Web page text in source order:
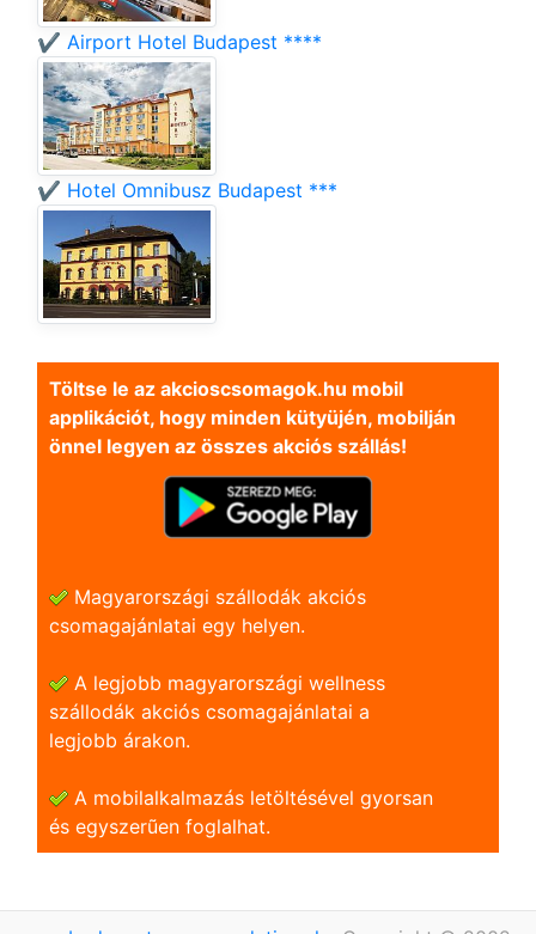
✔️ Airport Hotel Budapest ****
✔️ Hotel Omnibusz Budapest ***
Töltse le az akcioscsomagok.hu mobil
applikációt, hogy minden kütyüjén, mobilján
önnel legyen az összes akciós szállás!
Magyarországi szállodák akciós
csomagajánlatai egy helyen.
A legjobb magyarországi wellness
szállodák akciós csomagajánlatai a
legjobb árakon.
A mobilalkalmazás letöltésével gyorsan
és egyszerũen foglalhat.